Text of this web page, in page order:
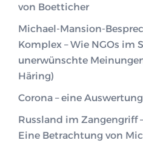
von Boetticher
Michael-Mansion-
Komplex – Wie NGOs im
unerwünschte
Häring)
Corona – eine
Russland im Zangengriff
Eine Betrachtung von